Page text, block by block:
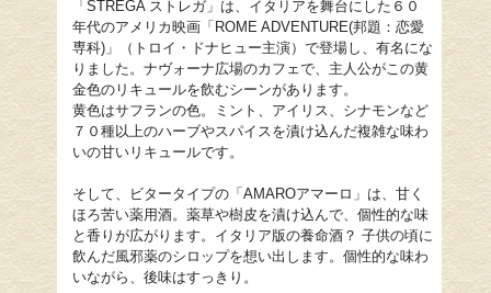
「STREGA ストレガ」は、イタリアを舞台にした６０
年代のアメリカ映画「ROME ADVENTURE(邦題：恋愛
専科)」（トロイ・ドナヒュー主演）で登場し、有名にな
りました。ナヴォーナ広場のカフェで、主人公がこの黄
金色のリキュールを飲むシーンがあります。
黄色はサフランの色。ミント、アイリス、シナモンなど
７０種以上のハーブやスパイスを漬け込んだ複雑な味わ
いの甘いリキュールです。
そして、ビタータイプの「AMAROアマーロ」は、甘く
ほろ苦い薬用酒。薬草や樹皮を漬け込んで、個性的な味
と香りが広がります。イタリア版の養命酒？ 子供の頃に
飲んだ風邪薬のシロップを想い出します。個性的な味わ
いながら、後味はすっきり。